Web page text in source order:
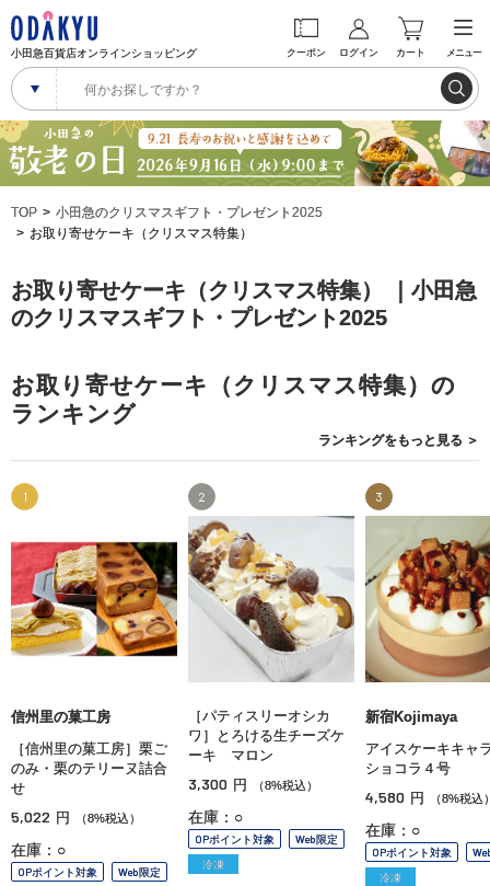
小田急百貨店オンラインショッピング クーポン ログイン カート メニュー
TOP
小田急のクリスマスギフト・プレゼント2025
お取り寄せケーキ（クリスマス特集）
お取り寄せケーキ（クリスマス特集） ｜小田急
のクリスマスギフト・プレゼント2025
お取り寄せケーキ（クリスマス特集）の
ランキング
ランキングをもっと見る ＞
1
信州里の菓工房
［信州里の菓工房］栗ご
のみ・栗のテリーヌ詰合
せ
5,022 円 （8%税込）
在庫：○
OPポイント対象
Web限定
2
［パティスリーオシカ
ワ］とろける生チーズケ
ーキ マロン
3,300 円 （8%税込）
在庫：○
OPポイント対象
Web限定
冷凍
3
新宿Kojimaya
アイスケーキキャ
ショコラ４号
4,580 円 （8%税込
在庫：○
OPポイント対象
冷凍